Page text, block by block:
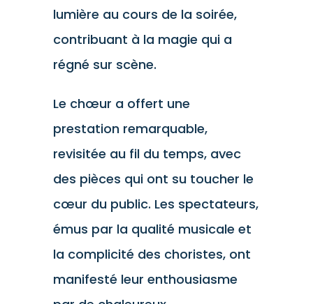
lumière au cours de la soirée,
contribuant à la magie qui a
régné sur scène.
Le chœur a offert une
prestation remarquable,
revisitée au fil du temps, avec
des pièces qui ont su toucher le
cœur du public. Les spectateurs,
émus par la qualité musicale et
la complicité des choristes, ont
manifesté leur enthousiasme